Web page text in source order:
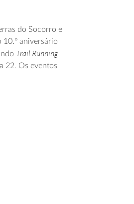
do Socorro e
10.º aniversário
Trail Running
22. Os eventos